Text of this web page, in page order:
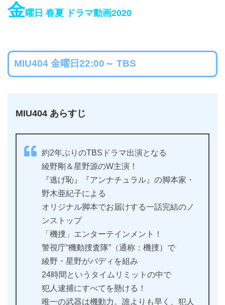
金曜日 春夏 ドラマ動画2020
MIU404 金曜日22:00～ TBS
MIU404 あらすじ
約2年ぶりのTBSドラマ出演となる
綾野剛＆星野源のW主演！
『逃げ恥』『アンナチュラル』の脚本家・
野木亜紀子による
オリジナル脚本でお届けする一話完結のノ
ンストップ
「機捜」エンターテインメント！
警視庁“機動捜査隊”（通称：機捜）で
綾野・星野がバディを組み
24時間というタイムリミットの中で
犯人逮捕にすべてを懸ける！
唯一の武器は機動力。誰よりも早く、犯人